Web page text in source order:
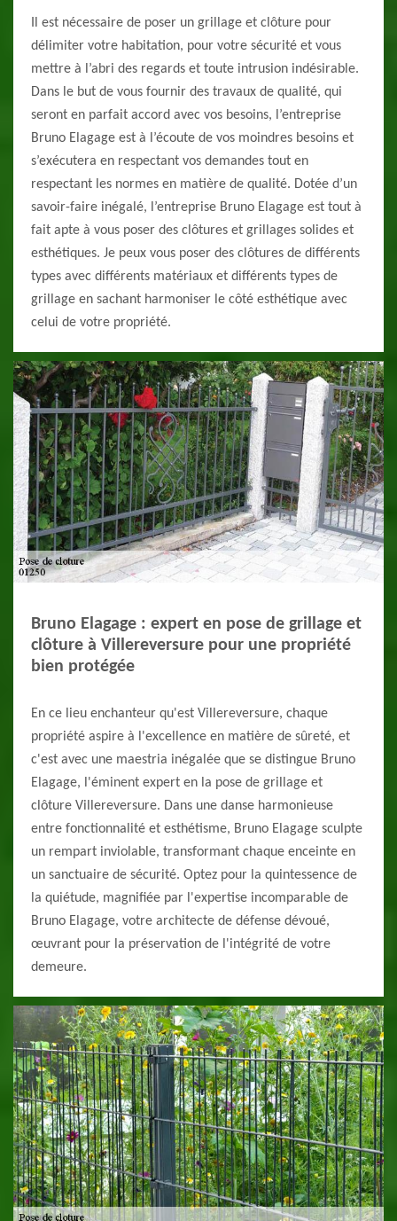
Il est nécessaire de poser un grillage et clôture pour
délimiter votre habitation, pour votre sécurité et vous
mettre à l’abri des regards et toute intrusion indésirable.
Dans le but de vous fournir des travaux de qualité, qui
seront en parfait accord avec vos besoins, l’entreprise
Bruno Elagage est à l’écoute de vos moindres besoins et
s’exécutera en respectant vos demandes tout en
respectant les normes en matière de qualité. Dotée d’un
savoir-faire inégalé, l’entreprise Bruno Elagage est tout à
fait apte à vous poser des clôtures et grillages solides et
esthétiques. Je peux vous poser des clôtures de différents
types avec différents matériaux et différents types de
grillage en sachant harmoniser le côté esthétique avec
celui de votre propriété.
Bruno Elagage : expert en pose de grillage et
clôture à Villereversure pour une propriété
bien protégée
En ce lieu enchanteur qu'est Villereversure, chaque
propriété aspire à l'excellence en matière de sûreté, et
c'est avec une maestria inégalée que se distingue Bruno
Elagage, l'éminent expert en la pose de grillage et
clôture Villereversure. Dans une danse harmonieuse
entre fonctionnalité et esthétisme, Bruno Elagage sculpte
un rempart inviolable, transformant chaque enceinte en
un sanctuaire de sécurité. Optez pour la quintessence de
la quiétude, magnifiée par l'expertise incomparable de
Bruno Elagage, votre architecte de défense dévoué,
œuvrant pour la préservation de l'intégrité de votre
demeure.